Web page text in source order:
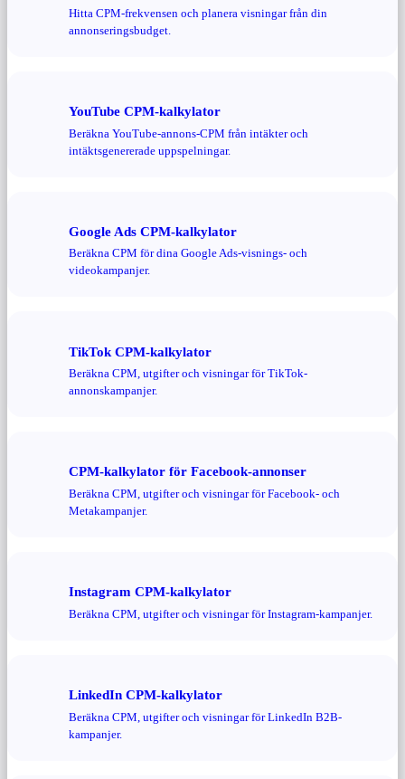
Hitta CPM-frekvensen och planera visningar från din
annonseringsbudget.
YouTube CPM-kalkylator
Beräkna YouTube-annons-CPM från intäkter och
intäktsgenererade uppspelningar.
Google Ads CPM-kalkylator
Beräkna CPM för dina Google Ads-visnings- och
videokampanjer.
TikTok CPM-kalkylator
Beräkna CPM, utgifter och visningar för TikTok-
annonskampanjer.
CPM-kalkylator för Facebook-annonser
Beräkna CPM, utgifter och visningar för Facebook- och
Metakampanjer.
Instagram CPM-kalkylator
Beräkna CPM, utgifter och visningar för Instagram-kampanjer.
LinkedIn CPM-kalkylator
Beräkna CPM, utgifter och visningar för LinkedIn B2B-
kampanjer.